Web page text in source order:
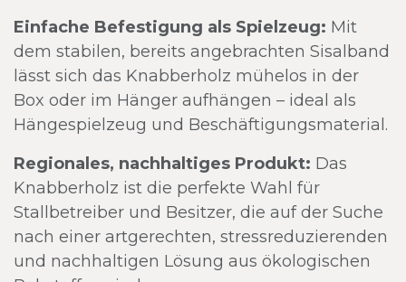
Einfache Befestigung als Spielzeug: Mit
dem stabilen, bereits angebrachten Sisalband
lässt sich das Knabberholz mühelos in der
Box oder im Hänger aufhängen – ideal als
Hängespielzeug und Beschäftigungsmaterial.
Regionales, nachhaltiges Produkt: Das
Knabberholz ist die perfekte Wahl für
Stallbetreiber und Besitzer, die auf der Suche
nach einer artgerechten, stressreduzierenden
und nachhaltigen Lösung aus ökologischen